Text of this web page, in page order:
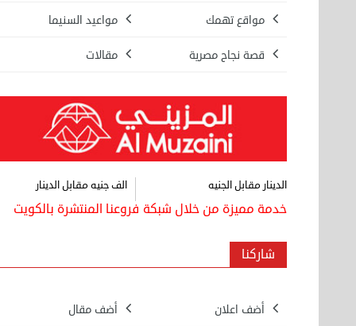
مواقع تهمك مواعيد السنيما
قصة نجاح مصرية مقالات
الف جنيه مقابل الدينار الدينار مقابل الجنيه
خدمة مميزة من خلال شبكة فروعنا المنتشرة بالكويت
شاركنا
أضف اعلان أضف مقال